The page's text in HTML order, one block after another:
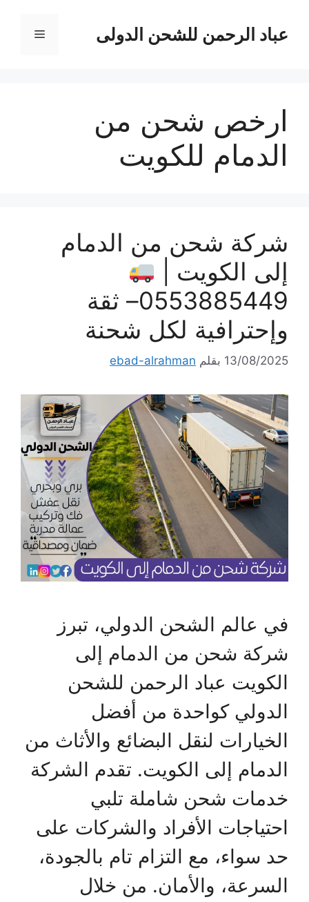
المحتوىعباد الرحمن للشحن الدولى القائمة
ارخص شحن من
الدمام للكويت
شركة شحن من الدمام
إلى الكويت |
0553885449– ثقة
وإحترافية لكل شحنة
13/08/2025 بقلم ebad-alrahman
في عالم الشحن الدولي، تبرز
شركة شحن من الدمام إلى
الكويت عباد الرحمن للشحن
الدولي كواحدة من أفضل
الخيارات لنقل البضائع والأثاث من
الدمام إلى الكويت. تقدم الشركة
خدمات شحن شاملة تلبي
احتياجات الأفراد والشركات على
حد سواء، مع التزام تام بالجودة،
السرعة، والأمان. من خلال